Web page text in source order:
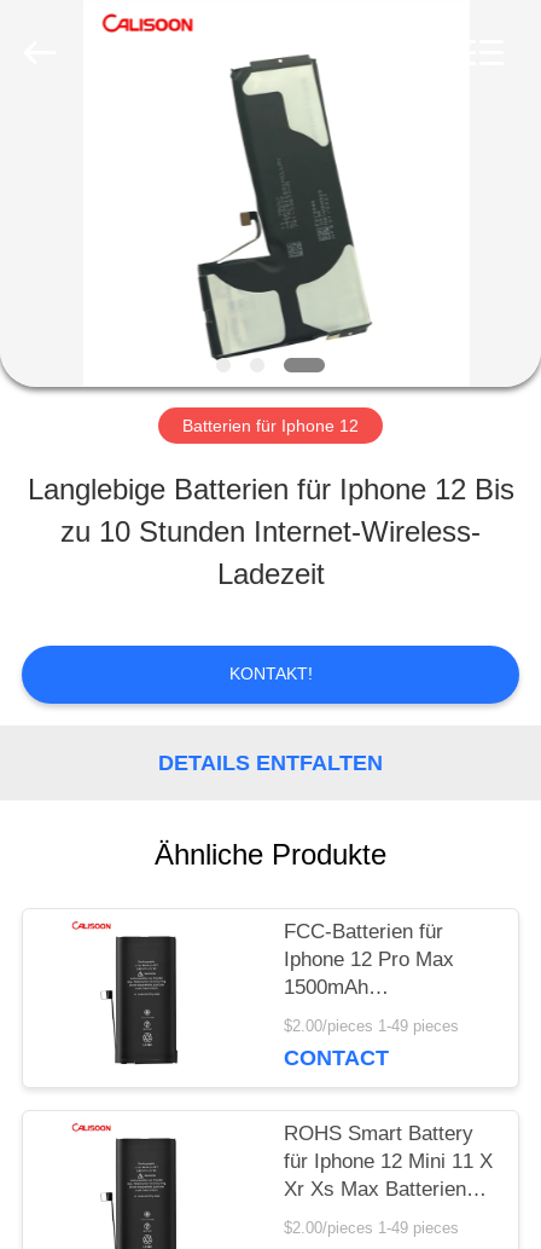
ÜBER
FABRIK
QUALITÄTSKONTROLLE
REFERENZEN
PRIVACY
POLICY
Batterien für Iphone 12
Langlebige Batterien für Iphone 12 Bis
zu 10 Stunden Internet-Wireless-
Ladezeit
KONTAKT!
DETAILS ENTFALTEN
Ähnliche Produkte
FCC-Batterien für
Iphone 12 Pro Max
1500mAh
Wiederaufladbare
$2.00/pieces 1-49 pieces
CONTACT
ROHS Smart Battery
für Iphone 12 Mini 11 X
Xr Xs Max Batterien
Ersatz OEM
$2.00/pieces 1-49 pieces